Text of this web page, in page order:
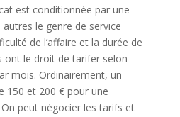
est conditionnée par une
le genre de service
de l’affaire et la durée de
ont le droit de tarifer selon
mois. Ordinairement, un
150 et 200 € pour une
peut négocier les tarifs et